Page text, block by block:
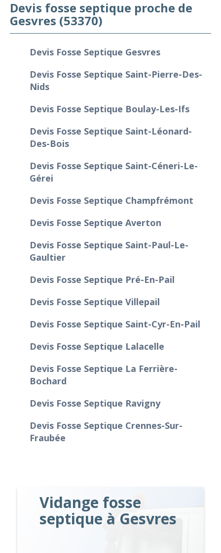
Devis fosse septique proche de
Gesvres (53370)
Devis Fosse Septique Gesvres
Devis Fosse Septique Saint-Pierre-Des-
Nids
Devis Fosse Septique Boulay-Les-Ifs
Devis Fosse Septique Saint-Léonard-
Des-Bois
Devis Fosse Septique Saint-Céneri-Le-
Gérei
Devis Fosse Septique Champfrémont
Devis Fosse Septique Averton
Devis Fosse Septique Saint-Paul-Le-
Gaultier
Devis Fosse Septique Pré-En-Pail
Devis Fosse Septique Villepail
Devis Fosse Septique Saint-Cyr-En-Pail
Devis Fosse Septique Lalacelle
Devis Fosse Septique La Ferrière-
Bochard
Devis Fosse Septique Ravigny
Devis Fosse Septique Crennes-Sur-
Fraubée
Vidange fosse
septique à Gesvres